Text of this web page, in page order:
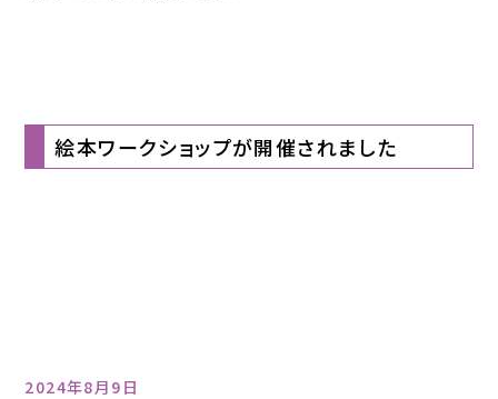
絵本ワークショップが開催されました
2024年8月9日